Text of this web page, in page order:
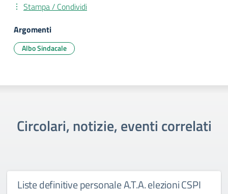
Stampa / Condividi
Argomenti
Albo Sindacale
Circolari, notizie, eventi correlati
Liste definitive personale A.T.A. elezioni CSPI